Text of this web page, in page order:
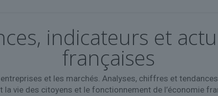
indicateurs et
françaises
et les marchés. Analyses, chiffres et
vie des citoyens et le fonctionnement de l’économie